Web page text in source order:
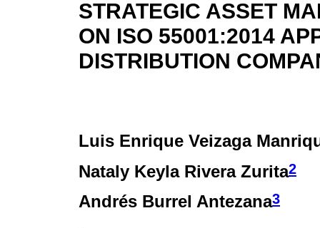
STRATEGIC ASSET
ON ISO 55001:2014
DISTRIBUTION
Luis Enrique Veizaga
Nataly Keyla Rivera Zurita2
Andrés Burrel Antezana3